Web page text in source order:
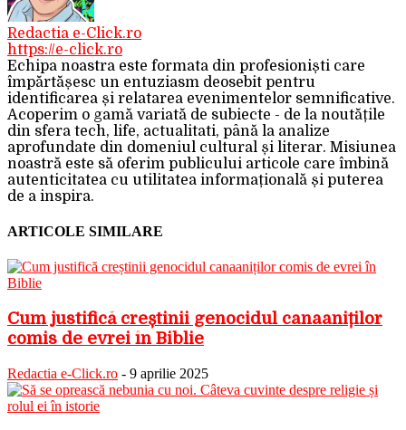
Redactia e-Click.ro
https://e-click.ro
Echipa noastra este formata din profesioniști care
împărtășesc un entuziasm deosebit pentru
identificarea și relatarea evenimentelor semnificative.
Acoperim o gamă variată de subiecte - de la noutățile
din sfera tech, life, actualitati, până la analize
aprofundate din domeniul cultural și literar. Misiunea
noastră este să oferim publicului articole care îmbină
autenticitatea cu utilitatea informațională și puterea
de a inspira.
ARTICOLE SIMILARE
Cum justifică creștinii genocidul canaaniților
comis de evrei în Biblie
Redactia e-Click.ro - 9 aprilie 2025